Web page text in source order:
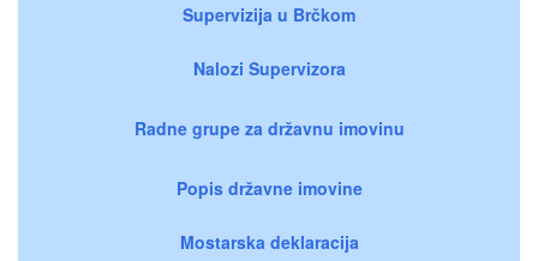
Supervizija u Brčkom
Nalozi Supervizora
Radne grupe za državnu imovinu
Popis državne imovine
Mostarska deklaracija